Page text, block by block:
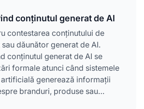
conținutul generat de AI
contestarea conținutului de
dăunător generat de AI.
conținutul generat de AI se
formale atunci când sistemele
generează informații
branduri, produse sau